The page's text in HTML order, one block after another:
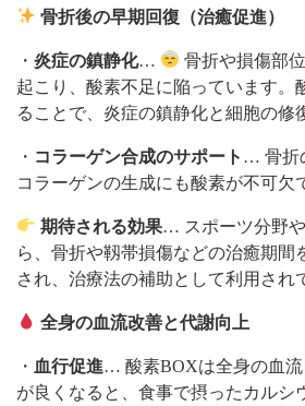
骨折後の早期回復（治癒促進）
・ 炎症の鎮静化…
骨折や損傷部
起こり、酸素不足に陥っています。
ることで、炎症の鎮静化と細胞の修
・ コラーゲン合成のサポート … 骨折
コラーゲンの生成にも酸素が不可欠
期待される効果… スポーツ分野
ら、骨折や靱帯損傷などの治癒期間
され、治療法の補助として利用され
全身の血流改善と代謝向上
・ 血行促進… 酸素BOXは全身の血
が良くなると、食事で摂ったカルシ